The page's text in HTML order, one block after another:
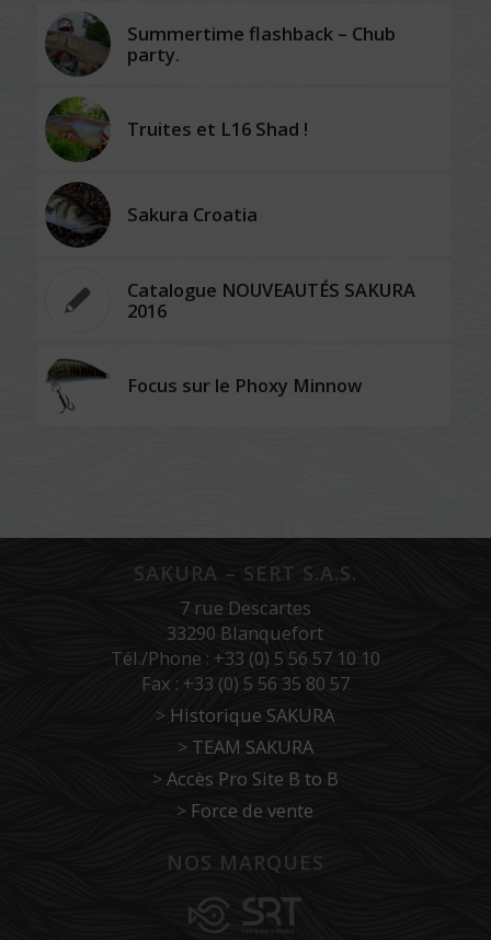
Summertime flashback – Chub
party.
Truites et L16 Shad !
Sakura Croatia
Catalogue NOUVEAUTÉS SAKURA
2016
Focus sur le Phoxy Minnow
SAKURA – SERT S.A.S.
7 rue Descartes
33290 Blanquefort
Tél./Phone : +33 (0) 5 56 57 10 10
Fax : +33 (0) 5 56 35 80 57
> Historique SAKURA
> TEAM SAKURA
> Accès Pro Site B to B
> Force de vente
NOS MARQUES